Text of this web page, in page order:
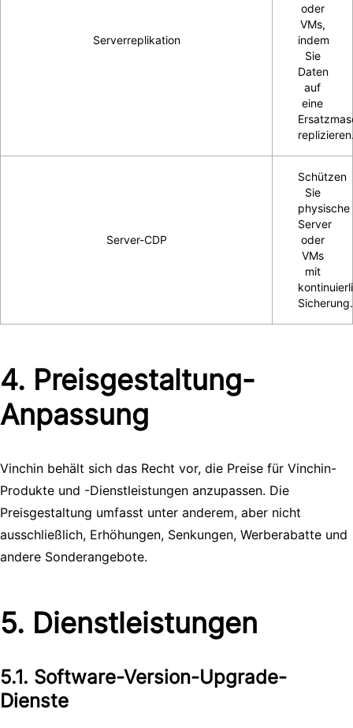
Serverreplikation
oder
VMs,
indem
Sie
Daten
auf
eine
Server-CDP
Schützen
Sie
physische
Server
oder
VMs
mit
Sicherung.
4. Preisgestaltung-
Anpassung
Vinchin behält sich das Recht vor, die Preise für Vinchin-
Produkte und -Dienstleistungen anzupassen. Die
Preisgestaltung umfasst unter anderem, aber nicht
ausschließlich, Erhöhungen, Senkungen, Werberabatte und
andere Sonderangebote.
5. Dienstleistungen
5.1. Software-Version-Upgrade-
Dienste